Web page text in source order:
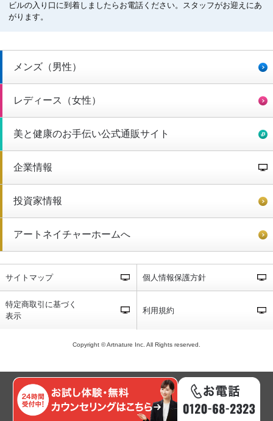
ビルの入り口に到着しましたらお電話ください。スタッフがお迎えにあ
がります。
メンズ（男性）
レディース（女性）
美と健康のお手伝い公式通販サイト
企業情報
投資家情報
アートネイチャーホームへ
サイトマップ 個人情報保護方針
特定商取引に基づく
表示
利用規約
Copyright © Artnature Inc. All Rights reserved.